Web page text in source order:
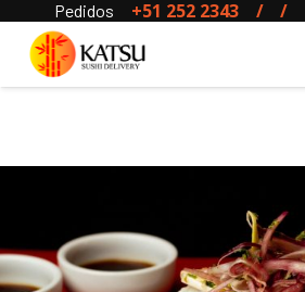
Pedidos +51 252 2343 / /